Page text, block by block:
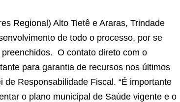
Regional) Alto Tietê e Araras, Trindade
de todo o processo, por se
O contato direto com o
para garantia de recursos nos últimos
Responsabilidade Fiscal. “É importante
o plano municipal de Saúde vigente e o